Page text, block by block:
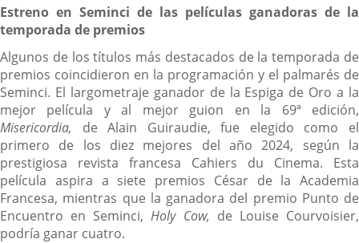
Estreno en Seminci de las películas ganadoras de la
temporada de premios
Algunos de los títulos más destacados de la temporada de
premios coincidieron en la programación y el palmarés de
Seminci. El largometraje ganador de la Espiga de Oro a la
mejor película y al mejor guion en la 69ª edición,
Misericordia, de Alain Guiraudie, fue elegido como el
primero de los diez mejores del año 2024, según la
prestigiosa revista francesa Cahiers du Cinema. Esta
película aspira a siete premios César de la Academia
Francesa, mientras que la ganadora del premio Punto de
Encuentro en Seminci,Holy Cow, de Louise Courvoisier,
podría ganar cuatro.